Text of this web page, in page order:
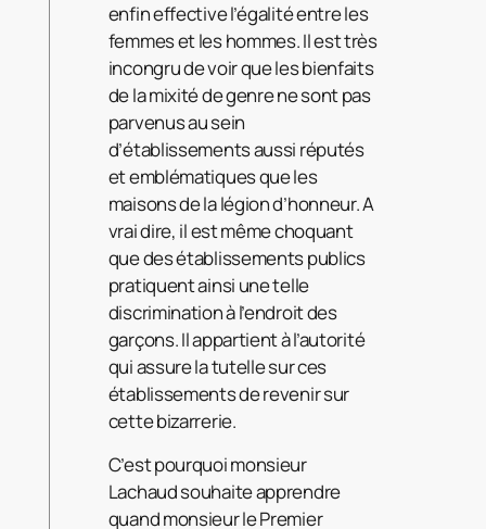
enfin effective l’égalité entre les
femmes et les hommes. Il est très
incongru de voir que les bienfaits
de la mixité de genre ne sont pas
parvenus au sein
d’établissements aussi réputés
et emblématiques que les
maisons de la légion d’honneur. A
vrai dire, il est même choquant
que des établissements publics
pratiquent ainsi une telle
discrimination à l’endroit des
garçons. Il appartient à l’autorité
qui assure la tutelle sur ces
établissements de revenir sur
cette bizarrerie.
C’est pourquoi monsieur
Lachaud souhaite apprendre
quand monsieur le Premier